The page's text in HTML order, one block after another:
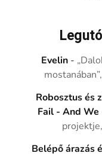
Evelin -
Robosztus és
Fail - And
Belépő árazás